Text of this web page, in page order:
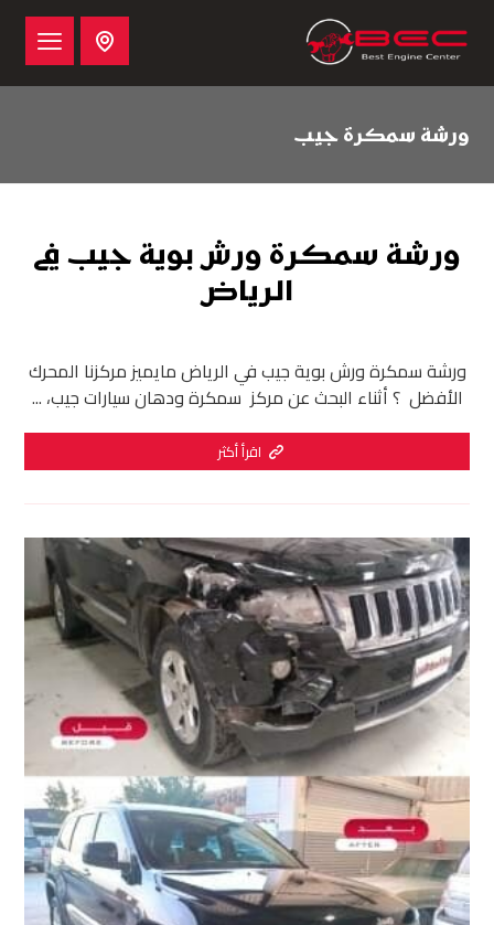
ورشة سمكرة جيب
ورشة سمكرة ورش بوية جيب في
الرياض
ورشة سمكرة ورش بوية جيب في الرياض مايميز مركزنا المحرك
الأفضل ؟ أثناء البحث عن مركز سمكرة ودهان سيارات جيب، ...
اقرأ أكثر